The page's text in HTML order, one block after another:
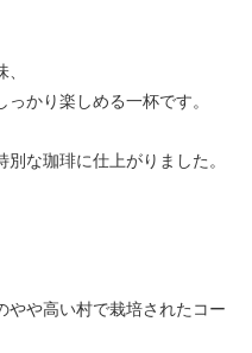
かり楽しめる一杯です。
な珈琲に仕上がりました。
やや高い村で栽培されたコー